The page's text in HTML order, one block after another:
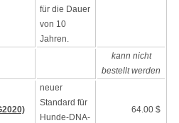
für die Dauer
von 10
Jahren.
kann nicht
bestellt werden
neuer
Standard für
Hunde-DNA-
64.00 $